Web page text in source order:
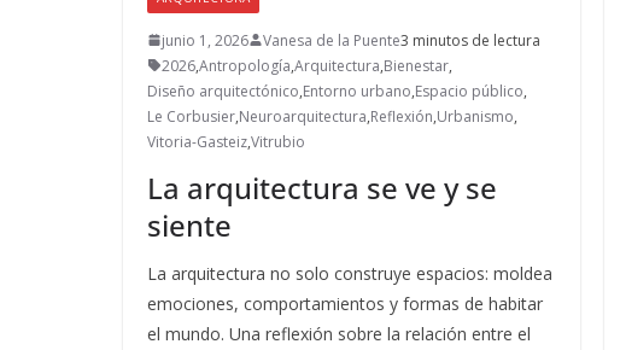
junio 1, 2026 Vanesa de la Puente3 minutos de lectura
2026,Antropología,Arquitectura,Bienestar,
Diseño arquitectónico,Entorno urbano,Espacio público,
Le Corbusier,Neuroarquitectura,Reflexión,Urbanismo,
Vitoria-Gasteiz,Vitrubio
La arquitectura se ve y se
siente
La arquitectura no solo construye espacios: moldea
emociones, comportamientos y formas de habitar
el mundo. Una reflexión sobre la relación entre el